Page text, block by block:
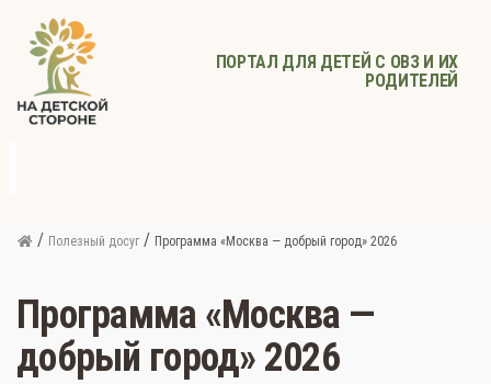
ПОРТАЛ ДЛЯ ДЕТЕЙ С ОВЗ И ИХ
РОДИТЕЛЕЙ
/ Полезный досуг/ Программа «Москва — добрый город» 2026
Программа «Москва —
добрый город» 2026